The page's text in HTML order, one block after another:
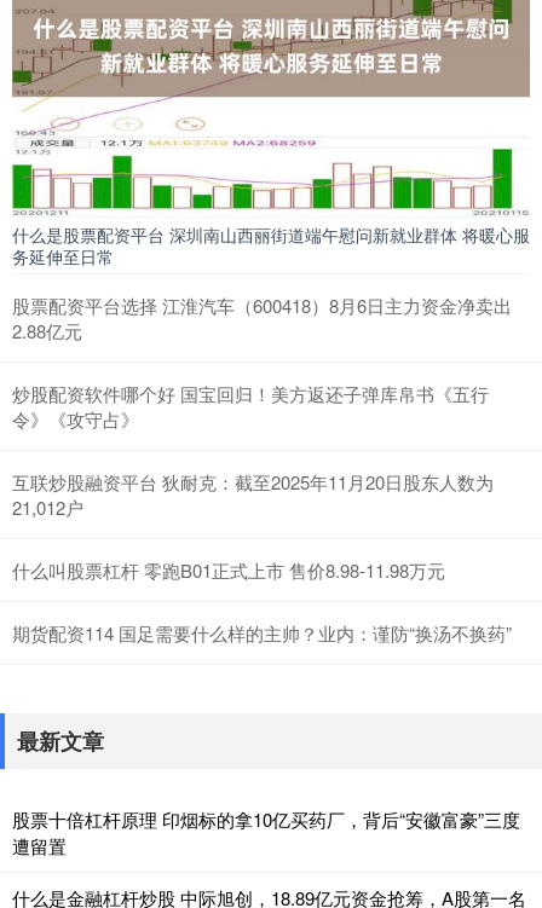
什么是股票配资平台 深圳南山西丽街道端午慰问新就业群体 将暖心服
务延伸至日常
股票配资平台选择 江淮汽车（600418）8月6日主力资金净卖出
2.88亿元
炒股配资软件哪个好 国宝回归！美方返还子弹库帛书《五行
令》《攻守占》
互联炒股融资平台 狄耐克：截至2025年11月20日股东人数为
21,012户
什么叫股票杠杆 零跑B01正式上市 售价8.98-11.98万元
期货配资114 国足需要什么样的主帅？业内：谨防“换汤不换药”
最新文章
股票十倍杠杆原理 印烟标的拿10亿买药厂，背后“安徽富豪”三度
遭留置
什么是金融杠杆炒股 中际旭创，18.89亿元资金抢筹，A股第一名